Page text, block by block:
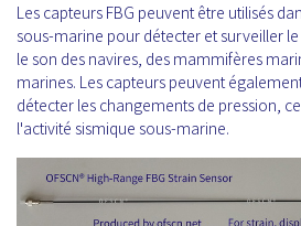
Les capteurs FBG peuvent être utilisés
sous-marine pour détecter et surveiller
le son des navires, des mammifères
marines. Les capteurs peuvent
détecter les changements de pression,
l'activité sismique sous-marine.